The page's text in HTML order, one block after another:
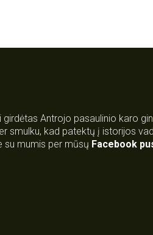
Antrojo pasaulinio karo
smulku, kad patektų į istorijos
su mumis per mūsų Facebook